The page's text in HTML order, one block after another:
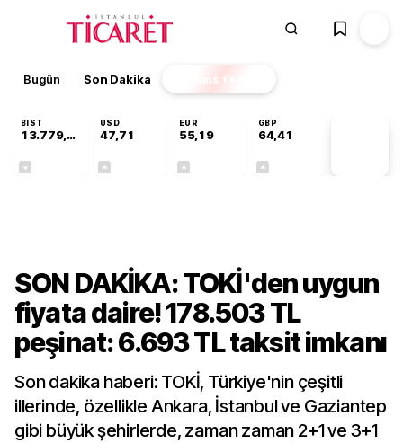
Bugün Son Dakika Finans EKSTRA
BIST
13.779,39
USD
47,71
EUR
55,19
GBP
64,41
SON DAKİKA: TOKİ'den uygun
fiyata daire! 178.503 TL
peşinat: 6.693 TL taksit imkanı
Son dakika haberi: TOKİ, Türkiye'nin çeşitli
illerinde, özellikle Ankara, İstanbul ve Gaziantep
gibi büyük şehirlerde, zaman zaman 2+1 ve 3+1